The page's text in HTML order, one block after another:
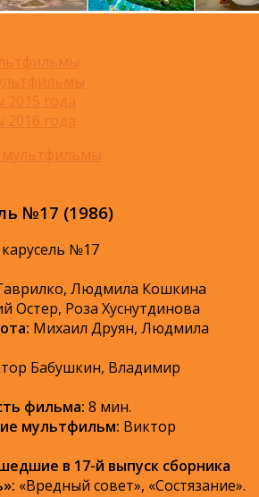
года
года
мультфильмы
№17 (1986)
карусель №17
Людмила Кошкина
Остер, Роза Хуснутдинова
Михаил Друян, Людмила
Бабушкин, Владимир
фильма: 8 мин.
мультфильм: Виктор
в 17-й выпуск сборника
«Вредный совет», «Состязание».